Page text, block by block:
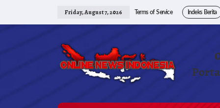
Friday, August 7, 2026 Terms of Service Indeks Berita